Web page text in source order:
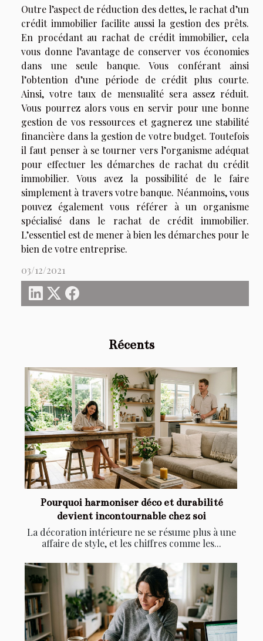
Récents
Pourquoi harmoniser déco et durabilité
devient incontournable chez soi
La décoration intérieure ne se résume plus à une
affaire de style, et les chiffres comme les...
Outre l’aspect de réduction des dettes, le rachat d’un
crédit immobilier facilite aussi la gestion des prêts.
En procédant au rachat de crédit immobilier, cela
vous donne l’avantage de conserver vos économies
dans une seule banque. Vous conférant ainsi
l’obtention d’une période de crédit plus courte.
Ainsi, votre taux de mensualité sera assez réduit.
Vous pourrez alors vous en servir pour une bonne
gestion de vos ressources et gagnerez une stabilité
financière dans la gestion de votre budget. Toutefois
il faut penser à se tourner vers l’organisme adéquat
pour effectuer les démarches de rachat du crédit
immobilier. Vous avez la possibilité de le faire
simplement à travers votre banque. Néanmoins, vous
pouvez également vous référer à un organisme
spécialisé dans le rachat de crédit immobilier.
L’essentiel est de mener à bien les démarches pour le
bien de votre entreprise.
03/12/2021